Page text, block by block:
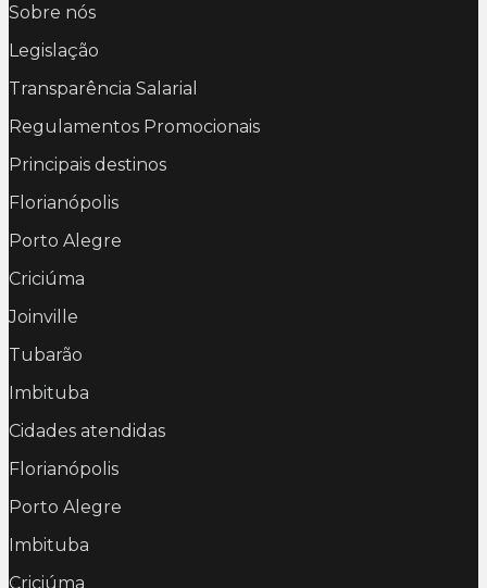
Sobre nós
Legislação
Transparência Salarial
Regulamentos Promocionais
Principais destinos
Florianópolis
Porto Alegre
Criciúma
Joinville
Tubarão
Imbituba
Cidades atendidas
Florianópolis
Porto Alegre
Imbituba
Criciúma